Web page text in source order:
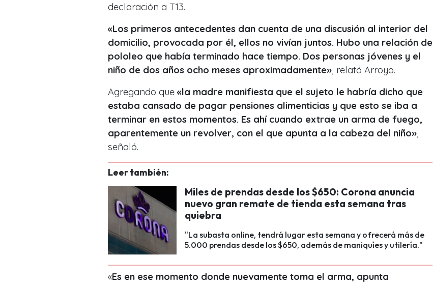
declaración a T13.
«Los primeros antecedentes dan cuenta de una discusión al interior del
domicilio, provocada por él, ellos no vivían juntos. Hubo una relación de
pololeo que había terminado hace tiempo. Dos personas jóvenes y el
niño de dos años ocho meses aproximadamente» , relató Arroyo.
Agregando que «la madre manifiesta que el sujeto le habría dicho que
estaba cansado de pagar pensiones alimenticias y que esto se iba a
terminar en estos momentos. Es ahí cuando extrae un arma de fuego,
aparentemente un revolver, con el que apunta a la cabeza del niño»
señaló.
Leer también:
Miles de prendas desde los $650: Corona anuncia
nuevo gran remate de tienda esta semana tras
quiebra
"La subasta online, tendrá lugar esta semana y ofrecerá más de
5.000 prendas desde los $650, además de maniquíes y utilería."
«Es en ese momento donde nuevamente toma el arma, apunta